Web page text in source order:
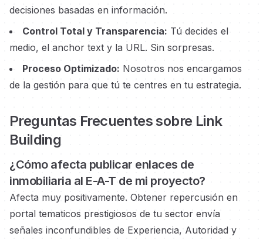
decisiones basadas en información.
Control Total y Transparencia: Tú decides el
medio, el anchor text y la URL. Sin sorpresas.
Proceso Optimizado: Nosotros nos encargamos
de la gestión para que tú te centres en tu estrategia.
Preguntas Frecuentes sobre Link
Building
¿Cómo afecta publicar enlaces de
inmobiliaria al E-A-T de mi proyecto?
Afecta muy positivamente. Obtener repercusión en
portal tematicos prestigiosos de tu sector envía
señales inconfundibles de Experiencia, Autoridad y